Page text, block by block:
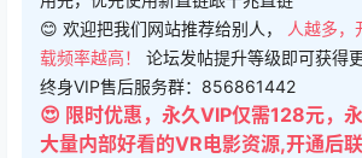
😊 欢迎把我们网站推荐给别人，
人越多，
载频率越高！ 论坛发帖提升等级即可获得
终身VIP售后服务群：856861442
😍 限时优惠，永久VIP仅需128元，
大量内部好看的VR电影资源,开通后联